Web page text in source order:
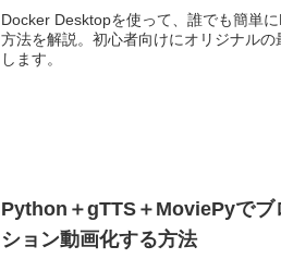
Docker Desktopを使って、誰でも簡単
方法を解説。初心者向けにオリジナル
します。
Python＋gTTS＋MoviePyでブ
ション動画化する方法